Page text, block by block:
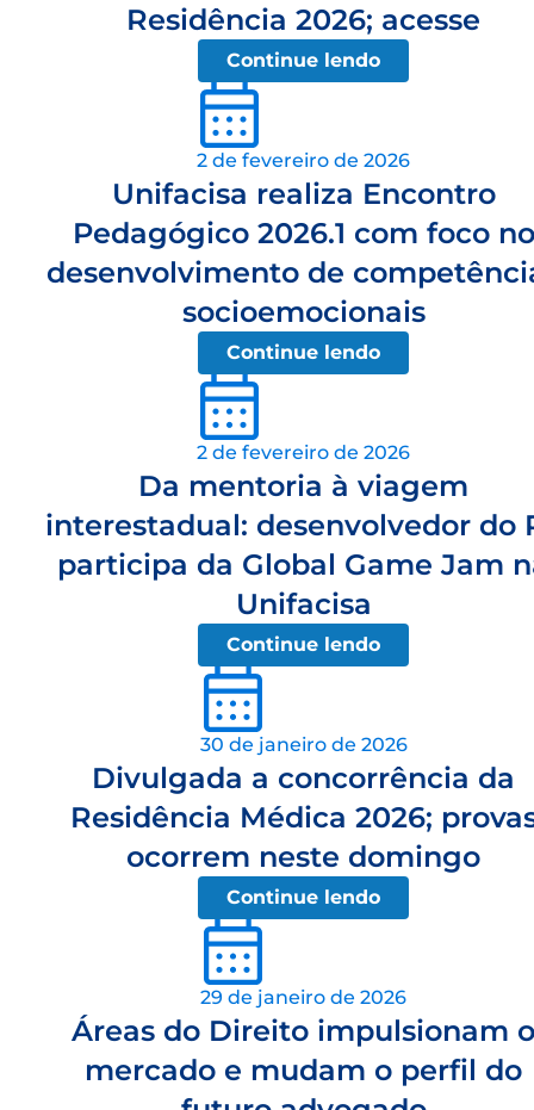
Residência 2026; acesse
Continue lendo
2 de fevereiro de 2026
Unifacisa realiza Encontro
Pedagógico 2026.1 com foco no
desenvolvimento de
socioemocionais
Continue lendo
2 de fevereiro de 2026
Da mentoria à viagem
interestadual: desenvolvedor do
participa da Global Game Jam
Unifacisa
Continue lendo
30 de janeiro de 2026
Divulgada a concorrência da
Residência Médica 2026;
ocorrem neste domingo
Continue lendo
29 de janeiro de 2026
Áreas do Direito impulsionam o
mercado e mudam o perfil do